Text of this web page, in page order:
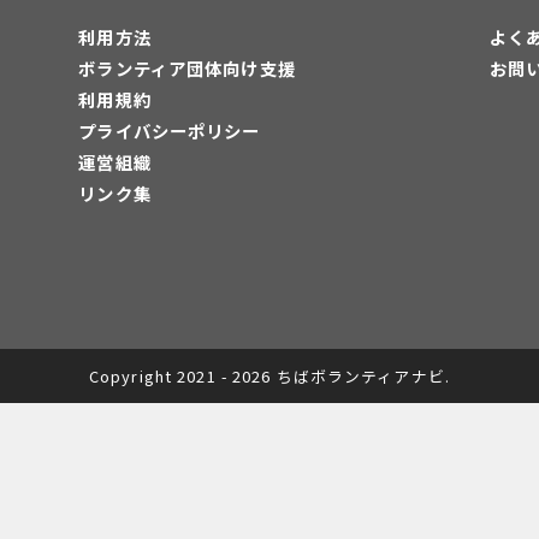
利用方法
ボランティア団体向け支援
利用規約
プライバシーポリシー
運営組織
リンク集
よく
お問
Copyright 2021 - 2026 ちばボランティアナビ.